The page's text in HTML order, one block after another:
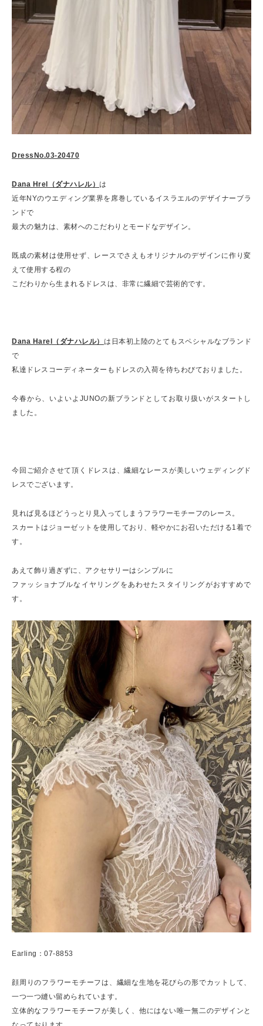
DressNo.03-20470
Dana Hrel（ダナハレル） は
近年NYのウエディング業界を席巻しているイスラエルのデザイナーブラ
ンドで
最大の魅力は、素材へのこだわりとモードなデザイン。
既成の素材は使用せず、レースでさえもオリジナルのデザインに作り変
えて使用する程の
こだわりから生まれるドレスは、非常に繊細で芸術的です。
Dana Harel（ダナハレル） は日本初上陸のとてもスペシャルなブランド
で
私達ドレスコーディネーターもドレスの入荷を待ちわびておりました。
今春から、いよいよJUNOの新ブランドとしてお取り扱いがスタートし
ました。
今回ご紹介させて頂くドレスは、繊細なレースが美しいウェディングド
レスでございます。
見れば見るほどうっとり見入ってしまうフラワーモチーフのレース。
スカートはジョーゼットを使用しており、軽やかにお召いただける1着で
す。
あえて飾り過ぎずに、アクセサリーはシンプルに
ファッショナブルなイヤリングをあわせたスタイリングがおすすめで
す。
Earling：07-8853
顔周りのフラワーモチーフは、繊細な生地を花びらの形でカットして、
一つ一つ縫い留められています。
立体的なフラワーモチーフが美しく、他にはない唯一無二のデザインと